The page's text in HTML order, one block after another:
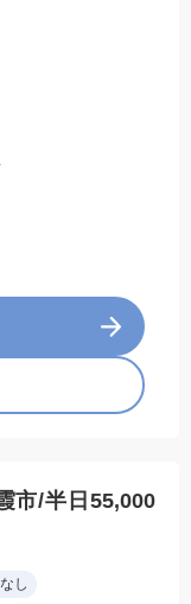
市/半日55,000
し